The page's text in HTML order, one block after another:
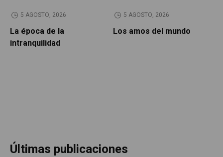
5 AGOSTO, 2026
La época de la
intranquilidad
5 AGOSTO, 2026
Los amos del mundo
Últimas publicaciones